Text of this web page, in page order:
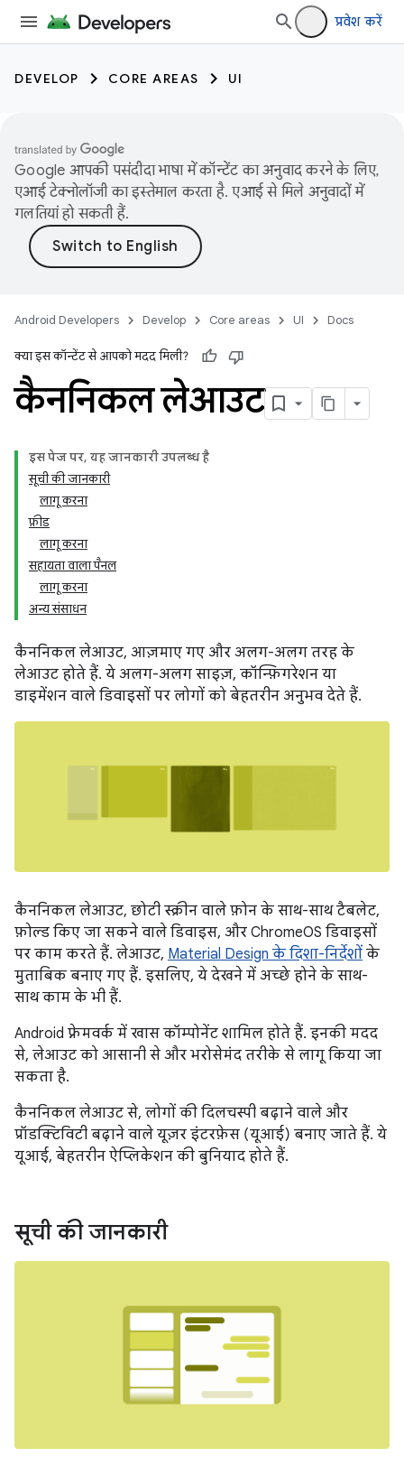
प्रवेश करें
DEVELOP CORE AREAS UI
Google आपकी पसंदीदा भाषा में कॉन्टेंट का अनुवाद करने के लिए,
एआई टेक्नोलॉजी का इस्तेमाल करता है. एआई से मिले अनुवादों में
गलतियां हो सकती हैं.
Android Developers Develop Core areas UI Docs
क्या इस कॉन्टेंट से आपको मदद मिली?
कैननिकल लेआउट
इस पेज पर, यह जानकारी उपलब्ध है
सूची की जानकारी
लागू करना
फ़ीड
लागू करना
सहायता वाला पैनल
लागू करना
अन्य संसाधन
कैननिकल लेआउट, आज़माए गए और अलग-अलग तरह के
लेआउट होते हैं. ये अलग-अलग साइज़, कॉन्फ़िगरेशन या
डाइमेंशन वाले डिवाइसों पर लोगों को बेहतरीन अनुभव देते हैं.
कैननिकल लेआउट, छोटी स्क्रीन वाले फ़ोन के साथ-साथ टैबलेट,
फ़ोल्ड किए जा सकने वाले डिवाइस, और ChromeOS डिवाइसों
पर काम करते हैं. लेआउट, Material Design के दिशा-निर्देशों के
मुताबिक बनाए गए हैं. इसलिए, ये देखने में अच्छे होने के साथ-
साथ काम के भी हैं.
Android फ़्रेमवर्क में खास कॉम्पोनेंट शामिल होते हैं. इनकी मदद
से, लेआउट को आसानी से और भरोसेमंद तरीके से लागू किया जा
सकता है.
कैननिकल लेआउट से, लोगों की दिलचस्पी बढ़ाने वाले और
प्रॉडक्टिविटी बढ़ाने वाले यूज़र इंटरफ़ेस (यूआई) बनाए जाते हैं. ये
यूआई, बेहतरीन ऐप्लिकेशन की बुनियाद होते हैं.
सूची की जानकारी